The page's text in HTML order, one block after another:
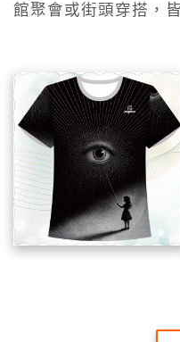
館聚會或街頭穿搭，